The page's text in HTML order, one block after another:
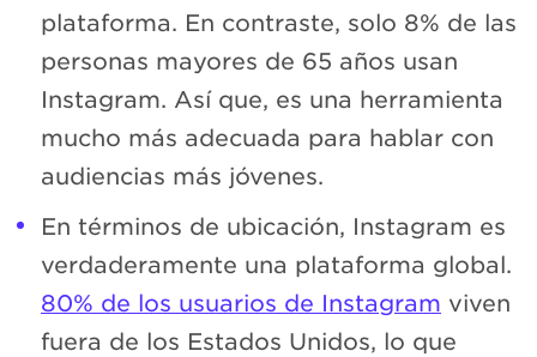
plataforma. En contraste, solo 8% de las
personas mayores de 65 años usan
Instagram. Así que, es una herramienta
mucho más adecuada para hablar con
audiencias más jóvenes.
En términos de ubicación, Instagram es
verdaderamente una plataforma global.
80% de los usuarios de Instagram viven
fuera de los Estados Unidos, lo que